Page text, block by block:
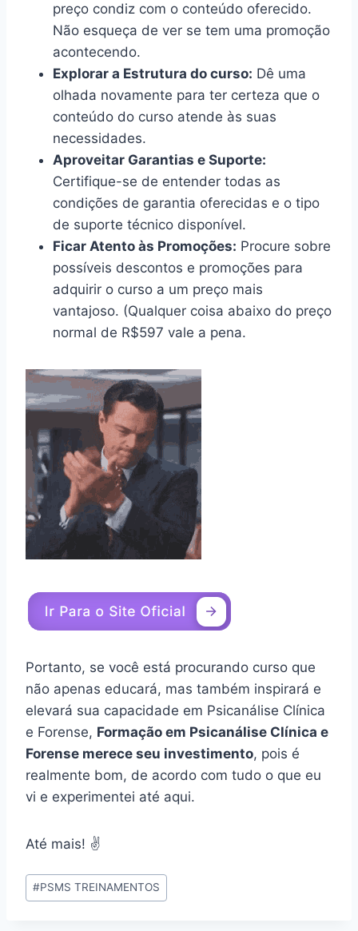
preço condiz com o conteúdo oferecido.
Não esqueça de ver se tem uma promoção
acontecendo.
Explorar a Estrutura do curso: Dê uma
olhada novamente para ter certeza que o
conteúdo do curso atende às suas
necessidades.
Aproveitar Garantias e Suporte:
Certifique-se de entender todas as
condições de garantia oferecidas e o tipo
de suporte técnico disponível.
Ficar Atento às Promoções: Procure sobre
possíveis descontos e promoções para
adquirir o curso a um preço mais
vantajoso. (Qualquer coisa abaixo do preço
normal de R$597 vale a pena.
Portanto, se você está procurando curso que
não apenas educará, mas também inspirará e
elevará sua capacidade em Psicanálise Clínica
e Forense, Formação em Psicanálise Clínica e
Forense merece seu investimento, pois é
realmente bom, de acordo com tudo o que eu
vi e experimentei até aqui.
Até mais! ✌️
Tags
do
#PSMS TREINAMENTOS